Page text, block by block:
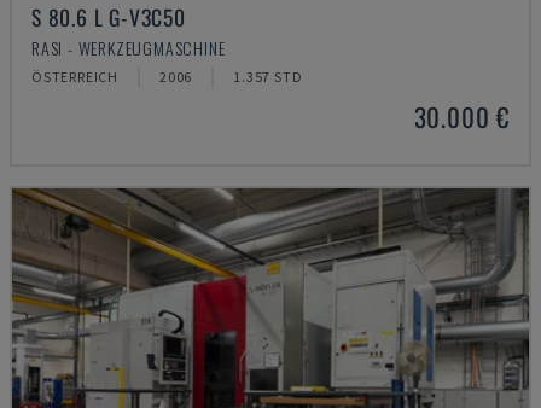
S 80.6 L G-V3C50
RASI - WERKZEUGMASCHINE
ÖSTERREICH 2006 1.357 STD
30.000 €